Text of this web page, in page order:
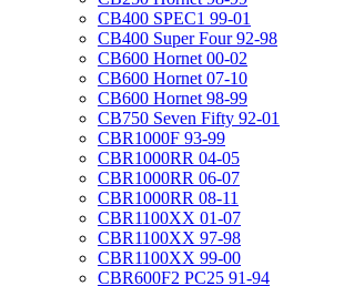
CB400 SPEC1 99-01
CB400 Super Four 92-98
CB600 Hornet 00-02
CB600 Hornet 07-10
CB600 Hornet 98-99
CB750 Seven Fifty 92-01
CBR1000F 93-99
CBR1000RR 04-05
CBR1000RR 06-07
CBR1000RR 08-11
CBR1100XX 01-07
CBR1100XX 97-98
CBR1100XX 99-00
CBR600F2 PC25 91-94